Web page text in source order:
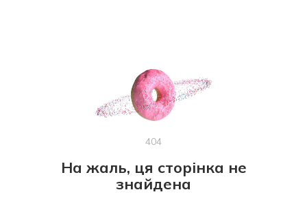
404
На жаль, ця сторінка не
знайдена